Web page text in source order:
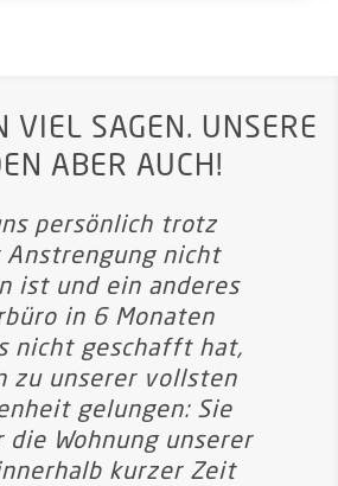
VIEL SAGEN. UNSERE
ABER AUCH!
persönlich trotz
Anstrengung nicht
ist und ein anderes
in 6 Monaten
nicht geschafft hat,
zu unserer vollsten
gelungen: Sie
die Wohnung unserer
kurzer Zeit